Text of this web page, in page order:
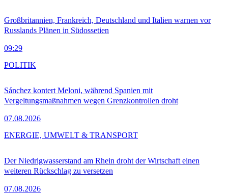
Großbritannien, Frankreich, Deutschland und Italien warnen vor
Russlands Plänen in Südossetien
09:29
Sánchez kontert Meloni, während Spanien mit
Vergeltungsmaßnahmen wegen Grenzkontrollen droht
07.08.2026
POLITIK
Der Niedrigwasserstand am Rhein droht der Wirtschaft einen
weiteren Rückschlag zu versetzen
07.08.2026
ENERGIE, UMWELT & TRANSPORT